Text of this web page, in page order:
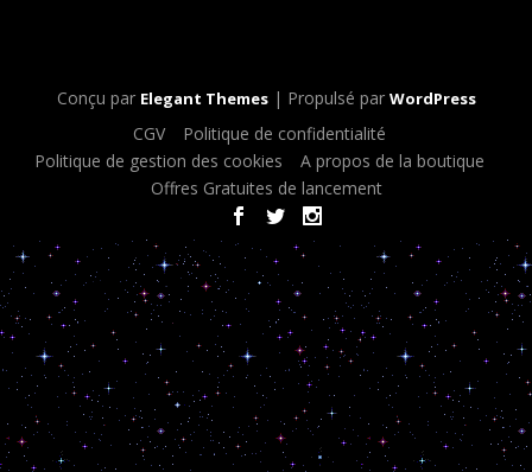
Conçu par Elegant Themes| Propulsé par WordPress
CGV
Politique de confidentialité
Politique de gestion des cookies
A propos de la boutique
Offres Gratuites de lancement
< script type="text/javascript"> document.oncontextmenu = new
Function ("return false");